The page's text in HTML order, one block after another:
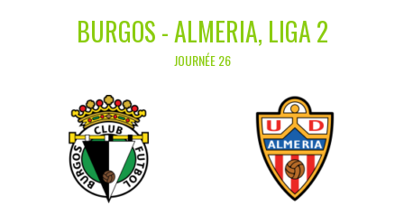
BURGOS - ALMERIA, LIGA 2
JOURNÉE 26